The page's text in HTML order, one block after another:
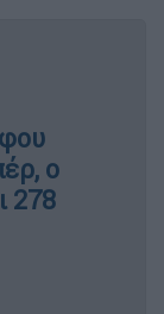
ο
278